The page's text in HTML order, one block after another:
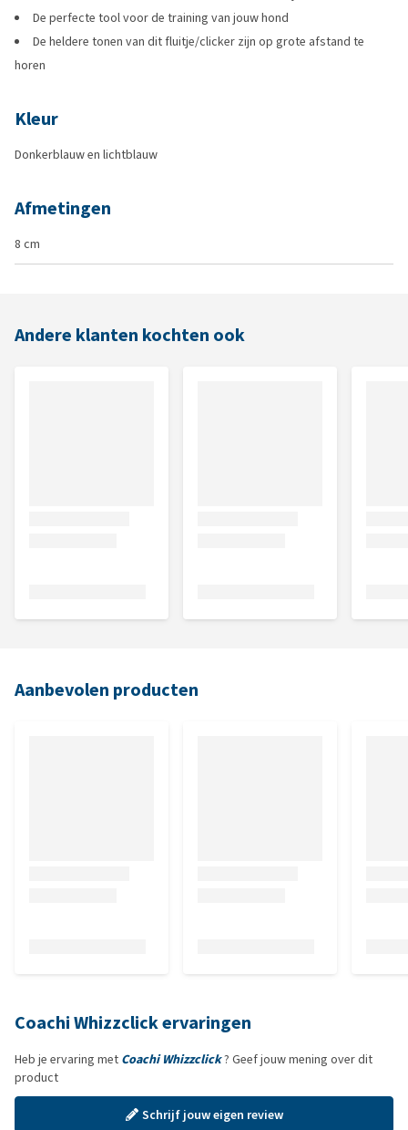
De perfecte tool voor de training van jouw hond
De heldere tonen van dit fluitje/clicker zijn op grote afstand te
horen
Kleur
Donkerblauw en lichtblauw
Afmetingen
8 cm
Andere klanten kochten ook
Aanbevolen producten
Coachi Whizzclick ervaringen
Heb je ervaring met Coachi Whizzclick? Geef jouw mening over dit
product
Schrijf jouw eigen review